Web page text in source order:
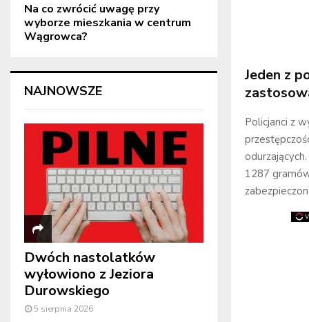
Jeden z
Policjanci z
1287
Na co zwrócić uwagę przy
wyborze mieszkania w centrum
Wągrowca?
NAJNOWSZE
Dwóch nastolatków
wyłowiono z Jeziora
Durowskiego
5 sierpnia 2026